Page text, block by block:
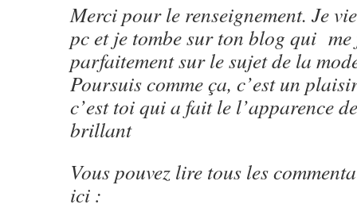
Merci pour le renseignement. Je
pc et je tombe sur ton blog qui
parfaitement sur le sujet de la
Poursuis comme ça, c’est un
c’est toi qui a fait le l’apparence
brillant
Vous pouvez lire tous les
ici :